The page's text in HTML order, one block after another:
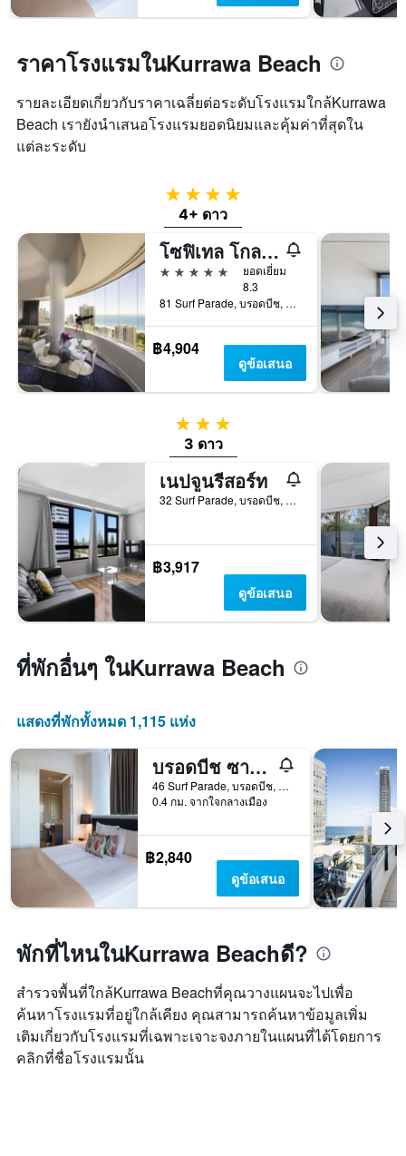
ราคาโรงแรมในKurrawa Beach
รายละเอียดเกี่ยวกับราคาเฉลี่ยต่อระดับโรงแรมใกล้Kurrawa
Beach เรายังนำเสนอโรงแรมยอดนิยมและคุ้มค่าที่สุดใน
แต่ละระดับ
4 ดาว
4+ ดาว
โซฟิเทล โกลด์โคสต์ บรอดบีช
5 ดาว
ยอดเยี่ยม
8.3
81 Surf Parade, บรอดบีช, QLD, ออสเตรเลีย
฿4,904
ดูข้อเสนอ
3 ดาว
3 ดาว
เนปจูนรีสอร์ท
32 Surf Parade, บรอดบีช, QLD, ออสเตรเลีย
฿3,917
ดูข้อเสนอ
ที่พักอื่นๆ ในKurrawa Beach
แสดงที่พักทั้งหมด 1,115 แห่ง
บรอดบีช ซาวันนาห์ โฮเทลแอนด์รีสอร์ท
46 Surf Parade, บรอดบีช, QLD, ออสเตรเลีย
0.4 กม. จากใจกลางเมือง
฿2,840
ดูข้อเสนอ
พักที่ไหนในKurrawa Beachดี?
สำรวจพื้นที่ใกล้Kurrawa Beachที่คุณวางแผนจะไปเพื่อ
ค้นหาโรงแรมที่อยู่ใกล้เคียง คุณสามารถค้นหาข้อมูลเพิ่ม
เติมเกี่ยวกับโรงแรมที่เฉพาะเจาะจงภายในแผนที่ได้โดยการ
คลิกที่ชื่อโรงแรมนั้น